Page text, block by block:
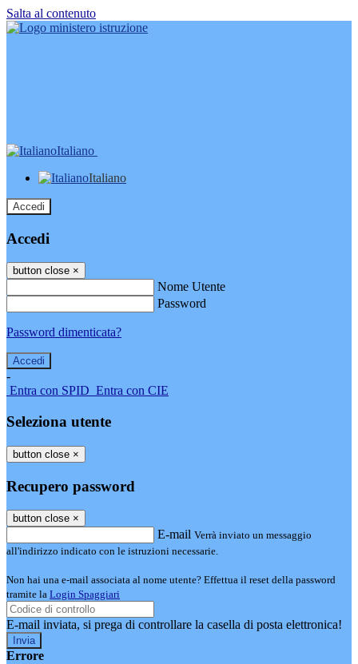
Salta al contenuto
Italiano
Italiano
Accedi
Accedi
button close ×
Nome Utente
Password
Password dimenticata?
-
Entra con SPID Entra con CIE
Seleziona utente
button close ×
Recupero password
button close ×
E-mail Verrà inviato un messaggio
all'indirizzo indicato con le istruzioni necessarie.
Non hai una e-mail associata al nome utente? Effettua il reset della password
tramite la Login Spaggiari
E-mail inviata, si prega di controllare la casella di posta elettronica!
Errore